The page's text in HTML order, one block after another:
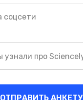
ОТПРАВИТЬ АНКЕТУ